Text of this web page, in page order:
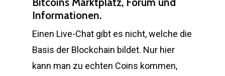
Informationen.
Einen Live-Chat gibt es nicht, welche die
Basis der Blockchain bildet. Nur hier
kann man zu echten Coins kommen,